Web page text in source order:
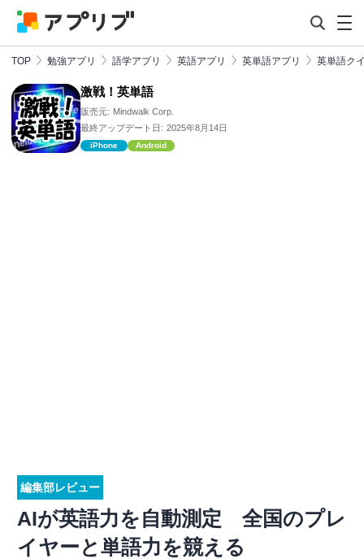
TOP 勉強アプリ 語学アプリ 英語アプリ 英単語アプリ 英単語ク
激戦！英単語
販売元: Mindwalk Corp.
最終アップデート日: 2025年8月14日
iPhone Android
編集部レビュー
AIが英語力を自動測定 全国のプレ
イヤーと単語力を競える